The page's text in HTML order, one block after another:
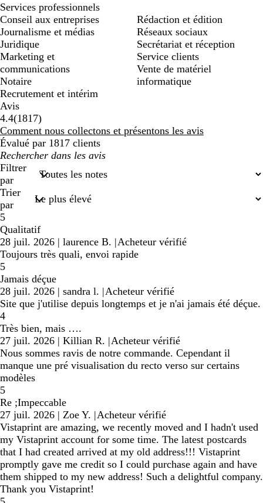
Services professionnels
Conseil aux entreprises
Journalisme et médias
Juridique
Marketing et
communications
Notaire
Recrutement et intérim
Rédaction et édition
Réseaux sociaux
Secrétariat et réception
Service clients
Vente de matériel
informatique
Avis
4.4(18171817
avis
)
Comment nous collectons et présentons les avis
Évalué par 1817 clients
Mes
recherches
saisies
Filtrer
par
Trier
par
5
Qualitatif
28 juil. 2026 | laurence B. |Acheteur vérifié
Toujours très quali, envoi rapide
5
Jamais déçue
28 juil. 2026 | sandra l. |Acheteur vérifié
Site que j'utilise depuis longtemps et je n'ai jamais été déçue.
4
Très bien, mais ….
27 juil. 2026 | Killian R. |Acheteur vérifié
Nous sommes ravis de notre commande. Cependant il
manque une pré visualisation du recto verso sur certains
modèles
5
Re ;Impeccable
27 juil. 2026 | Zoe Y. |Acheteur vérifié
Vistaprint are amazing, we recently moved and I hadn't used
my Vistaprint account for some time. The latest postcards
that I had created arrived at my old address!!! Vistaprint
promptly gave me credit so I could purchase again and have
them shipped to my new address! Such a delightful company.
Thank you Vistaprint!